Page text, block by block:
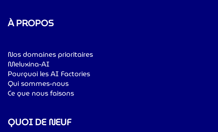
À PROPOS
Nos domaines prioritaires
Meluxina-AI
Pourquoi les AI Factories
Qui sommes-nous
Ce que nous faisons
QUOI DE NEUF